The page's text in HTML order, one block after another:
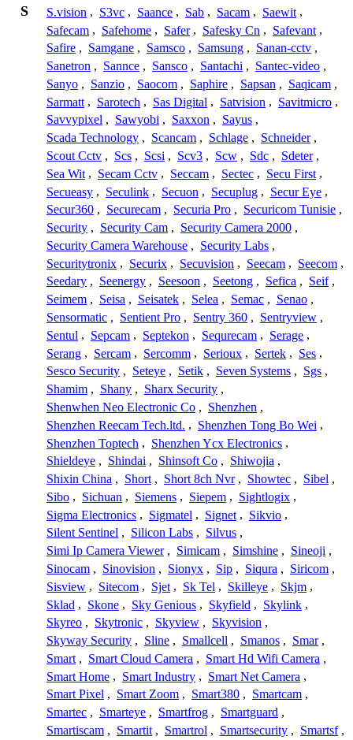
S S.vision , S3vc , Saance , Sab , Sacam , Saewit ,
Safecam , Safehome , Safer , Safesky Cn , Safevant ,
Safire , Samgane , Samsco , Samsung , Sanan-cctv ,
Sanetron , Sannce , Sansco , Santachi , Santec-video ,
Sanyo , Sanzio , Saocom , Saphire , Sapsan , Saqicam ,
Sarmatt , Sarotech , Sas Digital , Satvision , Savitmicro ,
Savvypixel , Sawyobi , Saxxon , Sayus ,
Scada Technology , Scancam , Schlage , Schneider ,
Scout Cctv , Scs , Scsi , Scv3 , Scw , Sdc , Sdeter ,
Sea Wit , Secam Cctv , Seccam , Sectec , Secu First ,
Secueasy , Seculink , Secuon , Secuplug , Secur Eye ,
Secur360 , Securecam , Securia Pro , Securicom Tunisie ,
Security , Security Cam , Security Camera 2000 ,
Security Camera Warehouse , Security Labs ,
Securitytronix , Securix , Secuvision , Seecam , Seecom ,
Seedary , Seenergy , Seesoon , Seetong , Sefica , Seif ,
Seimem , Seisa , Seisatek , Selea , Semac , Senao ,
Sensormatic , Sentient Pro , Sentry 360 , Sentryview ,
Sentul , Sepcam , Septekon , Sequrecam , Serage ,
Serang , Sercam , Sercomm , Serioux , Sertek , Ses ,
Sesco Security , Seteye , Setik , Seven Systems , Sgs ,
Shamim , Shany , Sharx Security ,
Shenwhen Neo Electronic Co , Shenzhen ,
Shenzhen Reecam Tech.ltd. , Shenzhen Tong Bo Wei ,
Shenzhen Toptech , Shenzhen Ycx Electronics ,
Shieldeye , Shindai , Shinsoft Co , Shiwojia ,
Shixin China , Short , Short 8ch Nvr , Showtec , Sibel ,
Sibo , Sichuan , Siemens , Siepem , Sightlogix ,
Sigma Electronics , Sigmatel , Signet , Sikvio ,
Silent Sentinel , Silicon Labs , Silvus ,
Simi Ip Camera Viewer , Simicam , Simshine , Sineoji ,
Sinocam , Sinovision , Sionyx , Sip , Siqura , Siricom ,
Sisview , Sitecom , Sjet , Sk Tel , Skilleye , Skjm ,
Sklad , Skone , Sky Genious , Skyfield , Skylink ,
Skyreo , Skytronic , Skyview , Skyvision ,
Skyway Security , Sline , Smallcell , Smanos , Smar ,
Smart , Smart Cloud Camera , Smart Hd Wifi Camera ,
Smart Home , Smart Industry , Smart Net Camera ,
Smart Pixel , Smart Zoom , Smart380 , Smartcam ,
Smartec , Smarteye , Smartfrog , Smartguard ,
Smartiscam , Smartit , Smartrol , Smartsecurity , Smartsf ,